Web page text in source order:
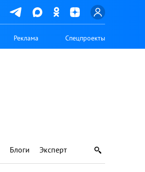
Реклама Спецпроекты
Блоги Эксперт